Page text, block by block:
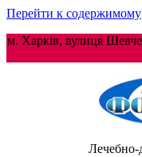
Перейти к содержимому
м. Харків, вулиця
Лечебно-